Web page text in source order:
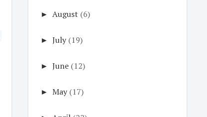
► August (6)
► July (19)
► June (12)
► May (17)